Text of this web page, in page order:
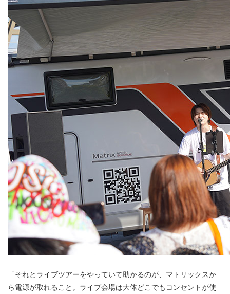
「それとライブツアーをやっていて助かるのが、マトリックスか
ら電源が取れること。ライブ会場は大体どこでもコンセントが使